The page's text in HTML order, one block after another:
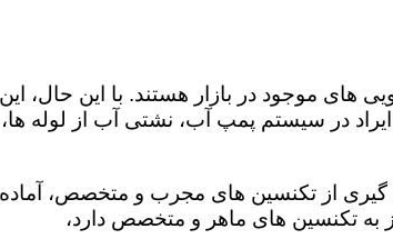
های موجود در بازار هستند. با این حال،
در سیستم پمپ آب، نشتی آب از
گیری از تکنسین های مجرب و متخصص،
به تکنسین های ماهر و متخصص دارد،